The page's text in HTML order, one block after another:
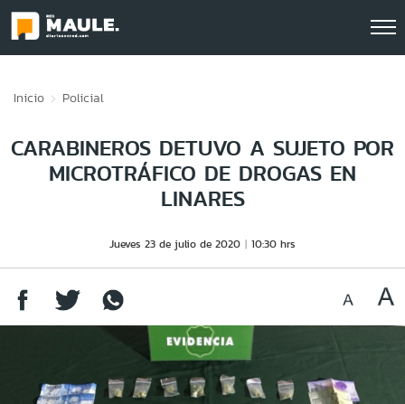
Inicio Policial
CARABINEROS DETUVO A SUJETO POR
MICROTRÁFICO DE DROGAS EN
LINARES
Jueves 23 de julio de 2020 10:30 hrs